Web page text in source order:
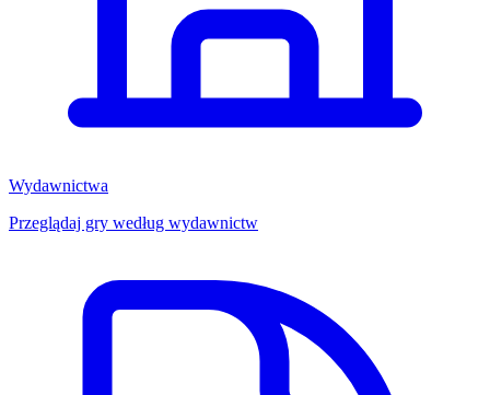
Wydawnictwa
Przeglądaj gry według wydawnictw